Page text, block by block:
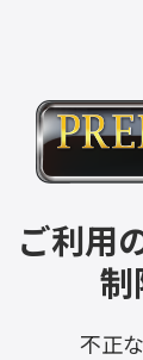
ご利用
制
不正